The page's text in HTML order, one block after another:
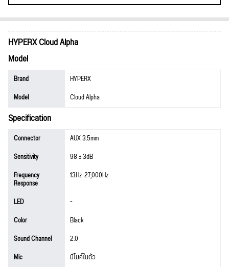
HYPERX Cloud Alpha
Model
Brand
HYPERX
Model
Cloud Alpha
Specification
Connector
AUX 3.5mm
Sensitivity
98 ± 3dB
Frequency
Response
13Hz-27,000Hz
LED
-
Color
Black
Sound Channel
2.0
Mic
มีไมค์ในตัว